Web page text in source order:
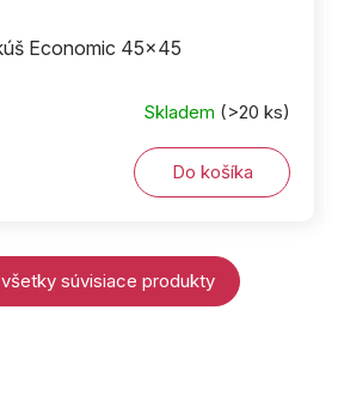
Economic 45x45
Skladem (>20 ks)
Do košíka
súvisiace produkty